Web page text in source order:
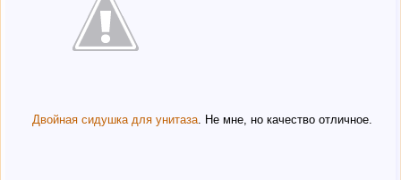
Двойная сидушка для унитаза . Не мне, но качество отличное.